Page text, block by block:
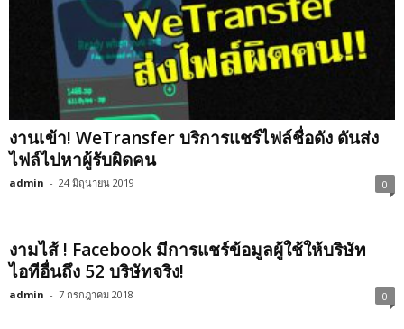
งานเข้า! WeTransfer บริการแชร์ไฟล์ชื่อดัง ดันส่ง
ไฟล์ไปหาผู้รับผิดคน
admin - 24 มิถุนายน 2019 0
งามไส้ ! Facebook มีการแชร์ข้อมูลผู้ใช้ให้บริษัท
ไอทีอื่นถึง 52 บริษัทจริง!
admin - 7 กรกฎาคม 2018 0